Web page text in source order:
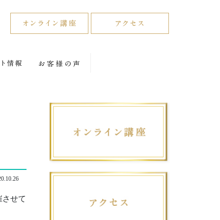
せて